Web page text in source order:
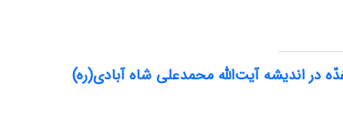
اندیشه آیت‌الله محمدعلی شاه آبادی(ره)